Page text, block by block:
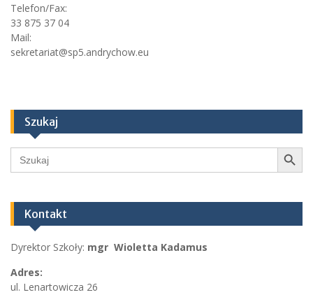
Telefon/Fax:
33 875 37 04
Mail:
sekretariat@sp5.andrychow.eu
Szukaj
Search
for:
Search Button
Kontakt
Dyrektor Szkoły: mgr Wioletta Kadamus
Adres:
ul. Lenartowicza 26